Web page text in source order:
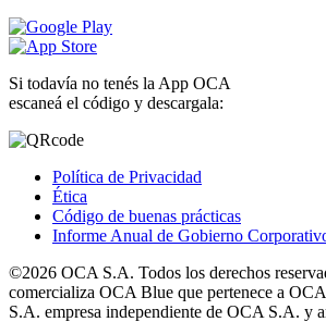
Si todavía no tenés la App OCA
escaneá el código y descargala:
Política de Privacidad
Ética
Código de buenas prácticas
Informe Anual de Gobierno
©2026 OCA S.A. Todos los derechos
comercializa OCA Blue que pertenece a
S.A. empresa independiente de OCA S.A. y